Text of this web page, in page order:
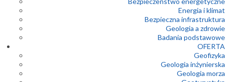
Energia i klimat
Bezpieczna infrastruktura
Geologia a zdrowie
Badania podstawowe
OFERTA
Geofizyka
Geologia inżynierska
Geologia morza